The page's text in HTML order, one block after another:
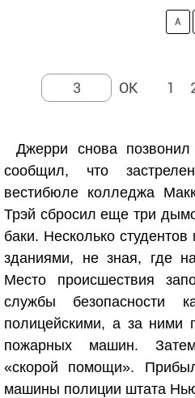
A
1
Джерри снова
сообщил, что
вестибюле колледжа
Трэй сбросил еще три
баки. Несколько
зданиями, не зная, где
Место происшествия
службы безопасности
полицейскими, а за ними
пожарных машин.
«скорой помощи».
машины полиции штата